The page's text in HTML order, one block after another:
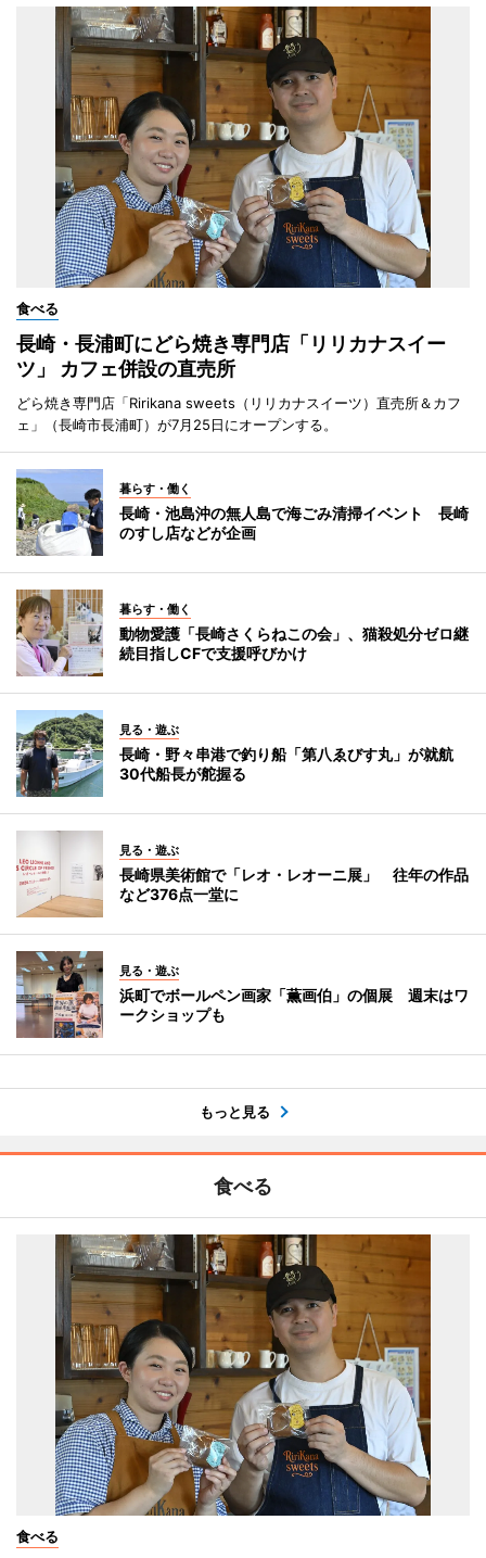
食べる
長崎・長浦町にどら焼き専門店「リリカナスイー
ツ」 カフェ併設の直売所
どら焼き専門店「Ririkana sweets（リリカナスイーツ）直売所＆カフ
ェ」（長崎市長浦町）が7月25日にオープンする。
暮らす・働く
長崎・池島沖の無人島で海ごみ清掃イベント 長崎
のすし店などが企画
暮らす・働く
動物愛護「長崎さくらねこの会」、猫殺処分ゼロ継
続目指しCFで支援呼びかけ
見る・遊ぶ
長崎・野々串港で釣り船「第八ゑびす丸」が就航
30代船長が舵握る
見る・遊ぶ
長崎県美術館で「レオ・レオーニ展」 往年の作品
など376点一堂に
見る・遊ぶ
浜町でボールペン画家「薫画伯」の個展 週末はワ
ークショップも
もっと見る
食べる
食べる